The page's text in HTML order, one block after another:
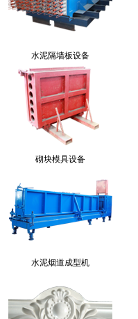
水泥隔墙板设备
砌块模具设备
水泥烟道成型机